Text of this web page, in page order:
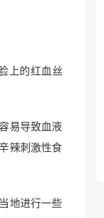
上的红血丝
易导致血液
辣刺激性食
地进行一些